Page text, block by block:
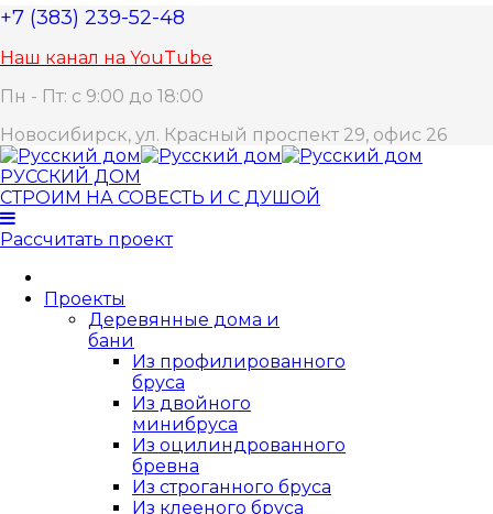
+7 (383) 239-52-48
Наш канал на YouTube
Пн - Пт: с 9:00 до 18:00
Новосибирск, ул. Красный проспект 29, офис 26
РУССКИЙ ДОМ
СТРОИМ НА СОВЕСТЬ И С ДУШОЙ
Рассчитать проект
Проекты
Деревянные дома и
бани
Из профилированного
бруса
Из двойного
минибруса
Из оцилиндрованного
бревна
Из строганного бруса
Из клееного бруса